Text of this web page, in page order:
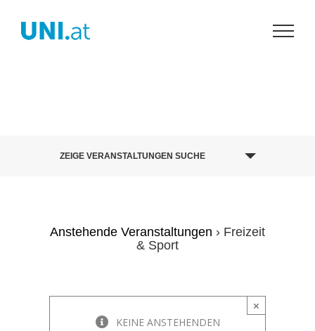
Inhalt
springen
Veranstaltungen
Ansichten,
ZEIGE VERANSTALTUNGEN SUCHE
Anstehende Veranstaltungen › Freizeit
& Sport
×
KEINE ANSTEHENDEN